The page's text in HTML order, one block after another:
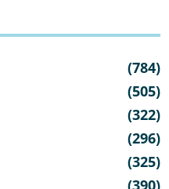
(784)
(505)
(322)
(296)
(325)
(390)